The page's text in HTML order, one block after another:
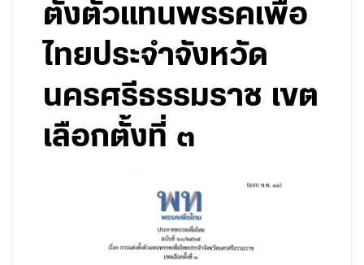
ตั้งตัวแทนพรรคเพื่อ
ไทยประจำจังหวัด
นครศรีธรรมราช เขต
เลือกตั้งที่ ๓